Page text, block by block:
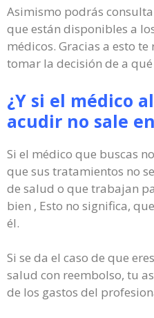
Asimismo podrás
que están disponibles a
médicos. Gracias a esto
tomar la decisión de a
¿Y si el médico
acudir no sale
Si el médico que buscas
que sus tratamientos no
de salud o que trabajan
bien , Esto no significa,
él.
Si se da el caso de que
salud con reembolso, tu
de los gastos del